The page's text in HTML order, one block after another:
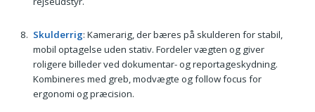
Skulderrig: Kamerarig, der bæres på skulderen for stabil,
mobil optagelse uden stativ. Fordeler vægten og giver
roligere billeder ved dokumentar- og reportageskydning.
Kombineres med greb, modvægte og follow focus for
ergonomi og præcision.